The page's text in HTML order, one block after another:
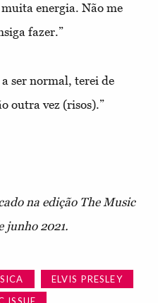
energia. Não me
fazer.”
ser normal, terei de
outra vez (risos).”
na edição The Music
junho 2021.
ELVIS PRESLEY